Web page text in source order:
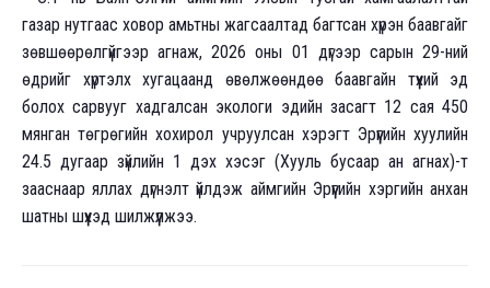
газар нутгаас ховор амьтны жагсаалтад багтсан хүрэн баавгайг
зөвшөөрөлгүйгээр агнаж, 2026 оны 01 дүгээр сарын 29-ний
өдрийг хүртэлх хугацаанд өвөлжөөндөө баавгайн түүхий эд
болох сарвууг хадгалсан экологи эдийн засагт 12 сая 450
мянган төгрөгийн хохирол учруулсан хэрэгт Эрүүгийн хуулийн
24.5 дугаар зүйлийн 1 дэх хэсэг (Хууль бусаар ан агнах)-т
зааснаар яллах дүгнэлт үйлдэж аймгийн Эрүүгийн хэргийн анхан
шатны шүүхэд шилжүүлжээ.